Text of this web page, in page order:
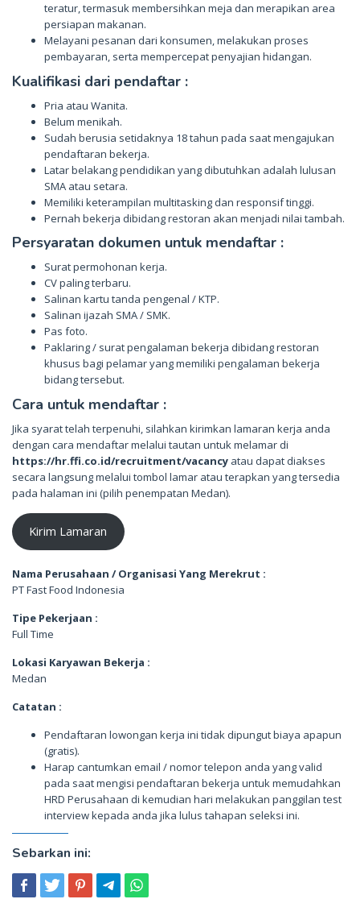
teratur, termasuk membersihkan meja dan merapikan area
persiapan makanan.
Melayani pesanan dari konsumen, melakukan proses
pembayaran, serta mempercepat penyajian hidangan.
Kualifikasi dari pendaftar :
Pria atau Wanita.
Belum menikah.
Sudah berusia setidaknya 18 tahun pada saat mengajukan
pendaftaran bekerja.
Latar belakang pendidikan yang dibutuhkan adalah lulusan
SMA atau setara.
Memiliki keterampilan multitasking dan responsif tinggi.
Pernah bekerja dibidang restoran akan menjadi nilai tambah.
Persyaratan dokumen untuk mendaftar :
Surat permohonan kerja.
CV paling terbaru.
Salinan kartu tanda pengenal / KTP.
Salinan ijazah SMA / SMK.
Pas foto.
Paklaring / surat pengalaman bekerja dibidang restoran
khusus bagi pelamar yang memiliki pengalaman bekerja
bidang tersebut.
Cara untuk mendaftar :
Jika syarat telah terpenuhi, silahkan kirimkan lamaran kerja anda
dengan cara mendaftar melalui tautan untuk melamar di
https://hr.ffi.co.id/recruitment/vacancy atau dapat diakses
secara langsung melalui tombol lamar atau terapkan yang tersedia
pada halaman ini (pilih penempatan Medan).
Kirim Lamaran
Nama Perusahaan / Organisasi Yang Merekrut :
PT Fast Food Indonesia
Tipe Pekerjaan :
Full Time
Lokasi Karyawan Bekerja :
Medan
Catatan :
Pendaftaran lowongan kerja ini tidak dipungut biaya apapun
(gratis).
Harap cantumkan email / nomor telepon anda yang valid
pada saat mengisi pendaftaran bekerja untuk memudahkan
HRD Perusahaan di kemudian hari melakukan panggilan test
interview kepada anda jika lulus tahapan seleksi ini.
Sebarkan ini: